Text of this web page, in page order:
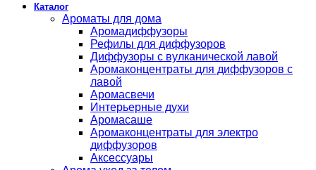
Каталог
Ароматы для дома
Аромадиффузоры
Рефилы для диффузоров
Диффузоры с вулканической лавой
Аромаконцентраты для диффузоров с
лавой
Аромасвечи
Интерьерные духи
Аромасаше
Аромаконцентраты для электро
диффузоров
Аксессуары